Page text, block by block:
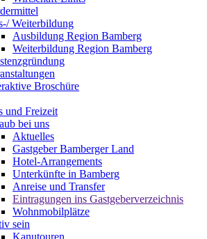
Weiterbildung
Ausbildung Region Bamberg
Weiterbildung Region Bamberg
Broschüre
und Freizeit
bei uns
Aktuelles
Gastgeber Bamberger Land
Hotel-Arrangements
Unterkünfte in Bamberg
Anreise und Transfer
Eintragungen ins Gastgeberverzeichnis
Wohnmobilplätze
sein
Kanutouren